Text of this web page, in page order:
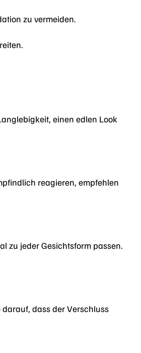
zu vermeiden.
einen edlen Look
reagieren, empfehlen
zu jeder Gesichtsform passen.
dass der Verschluss